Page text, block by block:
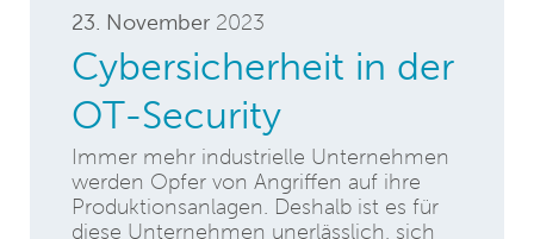
23. November 2023
Cybersicherheit in der
OT-Security
Immer mehr industrielle Unternehmen
werden Opfer von Angriffen auf ihre
Produktionsanlagen. Deshalb ist es für
diese Unternehmen unerlässlich, sich